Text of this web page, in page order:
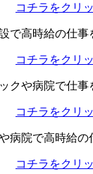
コチラをクリ
で高時給の仕事
コチラをクリ
クや病院で仕事
コチラをクリ
病院で高時給の
コチラをクリ